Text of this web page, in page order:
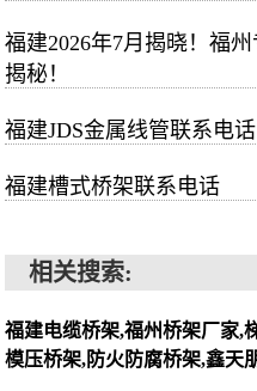
福建2026年7月揭晓！福
揭秘！
福建JDS金属线管联系电话
福建槽式桥架联系电话
相关搜索:
福建电缆桥架,福州桥架厂家,
模压桥架,防火防腐桥架,鑫天